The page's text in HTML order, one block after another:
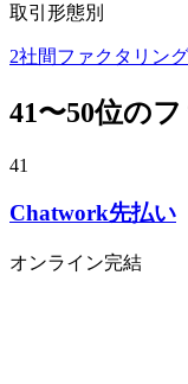
取引形態別
2社間ファクタリング
41〜50位の
41
Chatwork先払い
オンライン完結